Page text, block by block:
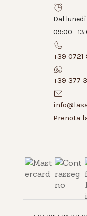
Dal
09:00 -
+39 0721
+39 377
Prenota